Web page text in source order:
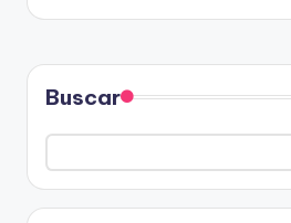
Buscar